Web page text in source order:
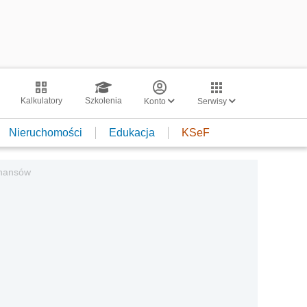
Kalkulatory Szkolenia Konto Serwisy
Nieruchomości Edukacja KSeF